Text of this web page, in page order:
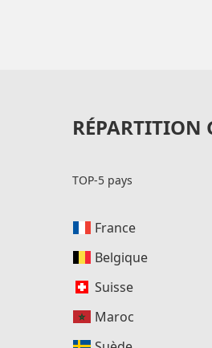
RÉPARTITION
TOP-5 pays
France
Belgique
Suisse
Maroc